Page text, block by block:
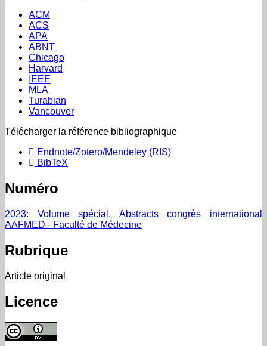
ACM
ACS
APA
ABNT
Chicago
Harvard
IEEE
MLA
Turabian
Vancouver
Télécharger la référence bibliographique
Endnote/Zotero/Mendeley (RIS)
BibTeX
Numéro
2023: Volume spécial, Abstracts congrès international
AAFMED - Faculté de Médecine
Rubrique
Article original
Licence